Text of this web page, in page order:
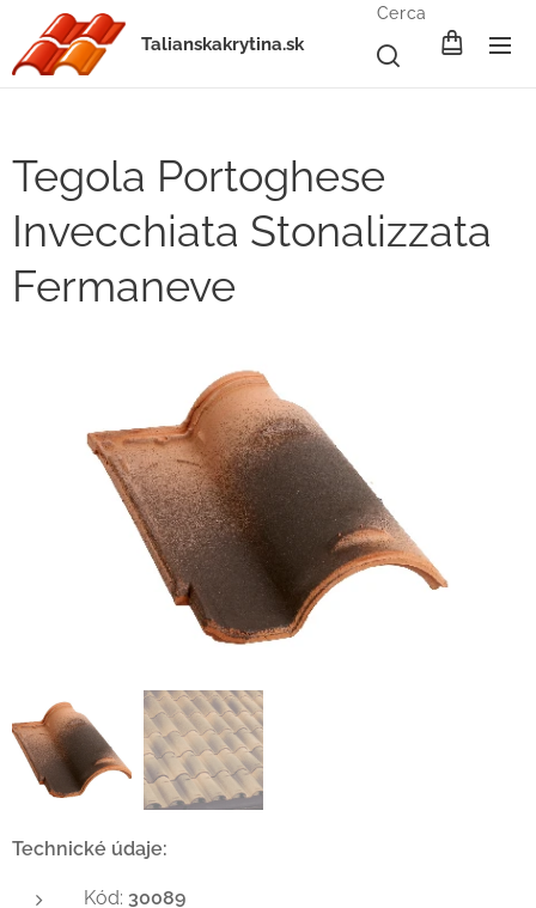
Talianskakrytina.sk
Cerca
Tegola Portoghese
Invecchiata Stonalizzata
Fermaneve
Technické údaje:
Kód: 30089